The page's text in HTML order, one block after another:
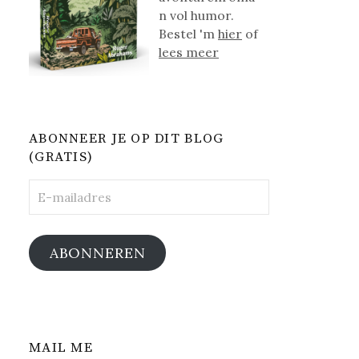
n vol humor.
Bestel 'mhier of
lees meer
ABONNEER JE OP DIT BLOG
(GRATIS)
mailadres
ABONNEREN
MAIL ME